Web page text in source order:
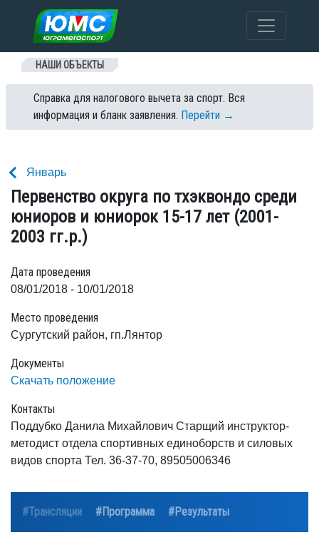
Перейти к содержанию
НАШИ ОБЪЕКТЫ
Справка для налогового вычета за спорт. Вся
информация и бланк заявления. Перейти →
Январь
Первенство округа по тхэквондо среди
юниоров и юниорок 15-17 лет (2001-
2003 гг.р.)
Дата проведения
08/01/2018 - 10/01/2018
Место проведения
Сургутский район, гп.Лянтор
Документы
Скачать положение
Контакты
Поддубко Данила Михайлович Старщий инструктор-
методист отдела спортивных единоборств и силовых
видов спорта Тел. 36-37-70, 89505006346
#Трансляции #Программа #Результаты